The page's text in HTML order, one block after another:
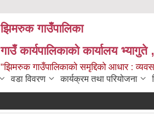
झिमरुक गाउँपालिका
गाउँ कार्यपालिकाको कार्यालय
"झिमरुक गाउँपालिकाको समृद्दिको आधार :
वडा विवरण कार्यक्रम तथा परियोजना